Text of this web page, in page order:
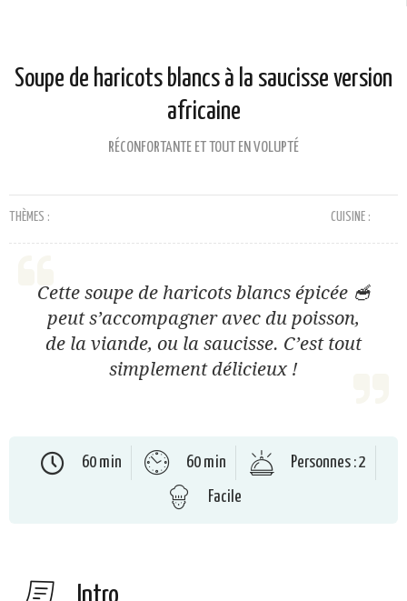
Soupe de haricots blancs à la saucisse version
africaine
RÉCONFORTANTE ET TOUT EN VOLUPTÉ
THÈMES : CUISINE :
Cette soupe de haricots blancs épicée 🥣
peut s’accompagner avec du poisson,
de la viande, ou la saucisse. C’est tout
simplement délicieux !
60 min 60 min
Personnes : 2
Facile